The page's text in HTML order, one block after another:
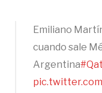
Emiliano
cuando sale
Argentina